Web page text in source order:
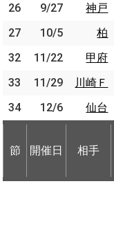
26 9/27 神戸
27
10/5 柏
32
11/22 甲府
33
11/29 川崎Ｆ
34
12/6 仙台
節 開催日 相手
26 9/27
神戸
27
10/5
柏
32
11/22
甲府
33
11/29
川崎Ｆ
34
12/6 仙台
節 開催日 相手